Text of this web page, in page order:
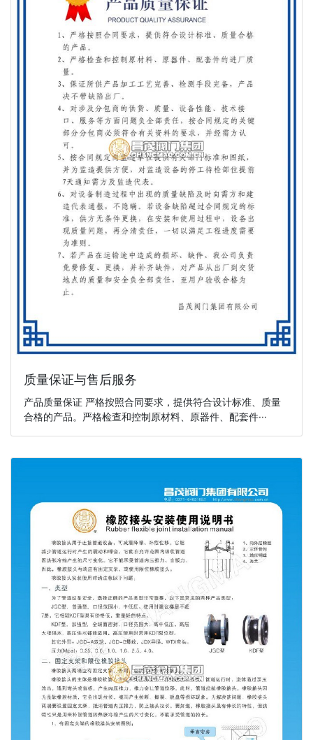
质量保证与售后服务
产品质量保证 严格按照合同要求，提供符合设计标准、质量
合格的产品。严格检查和控制原材料、原器件、配套件···